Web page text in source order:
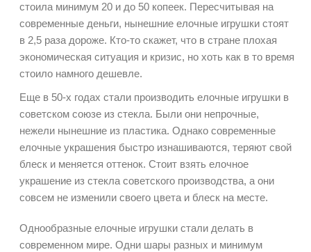
стоила минимум 20 и до 50 копеек. Пересчитывая на
современные деньги, нынешние елочные игрушки стоят
в 2,5 раза дороже. Кто-то скажет, что в стране плохая
экономическая ситуация и кризис, но хоть как в то время
стоило намного дешевле.
Еще в 50-х годах стали производить елочные игрушки в
советском союзе из стекла. Были они непрочные,
нежели нынешние из пластика. Однако современные
елочные украшения быстро изнашиваются, теряют свой
блеск и меняется оттенок. Стоит взять елочное
украшение из стекла советского производства, а они
совсем не изменили своего цвета и блеск на месте.
Однообразные елочные игрушки стали делать в
современном мире. Одни шары разных и минимум